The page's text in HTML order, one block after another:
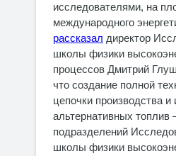
исследователями, на
международного
рассказал директор
школы физики
процессов Дмитрий
что создание полной
цепочки производства и
альтернативных топлив
подразделений
школы физики